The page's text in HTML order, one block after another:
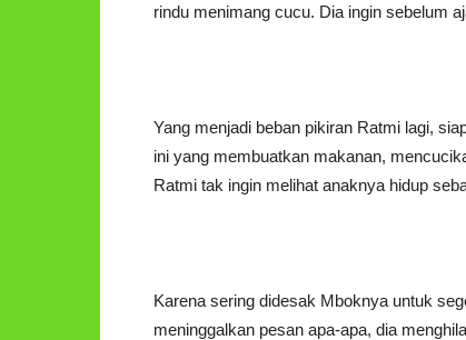
rindu menimang cucu. Dia ingin sebelum
Yang menjadi beban pikiran Ratmi lagi,
ini yang membuatkan makanan,
Ratmi tak ingin melihat anaknya hidup
Karena sering didesak Mboknya untuk
meninggalkan pesan apa-apa, dia